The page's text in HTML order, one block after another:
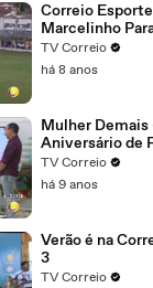
Correio
Marcelinho
Nacional de
vantagem na
TV Correio
há 8 anos
Mulher Demais
Aniversário de
Parte 4
TV Correio
há 9 anos
Verão é na Correio -
3
TV Correio